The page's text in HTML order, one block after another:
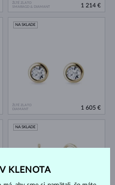
ŽLTÉ ZLATO
SMARAGD & DIAMANT
1 214 €
ŽLTÉ ZLATO
DIAMANT
NA SKLADE
1 605 €
NA SKLADE
KLENOTA